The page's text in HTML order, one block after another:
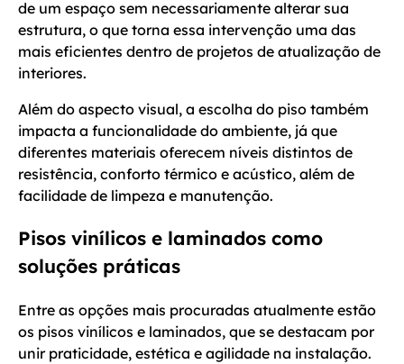
de um espaço sem necessariamente alterar sua
estrutura, o que torna essa intervenção uma das
mais eficientes dentro de projetos de atualização de
interiores.
Além do aspecto visual, a escolha do piso também
impacta a funcionalidade do ambiente, já que
diferentes materiais oferecem níveis distintos de
resistência, conforto térmico e acústico, além de
facilidade de limpeza e manutenção.
Pisos vinílicos e laminados como
soluções práticas
Entre as opções mais procuradas atualmente estão
os pisos vinílicos e laminados, que se destacam por
unir praticidade, estética e agilidade na instalação.